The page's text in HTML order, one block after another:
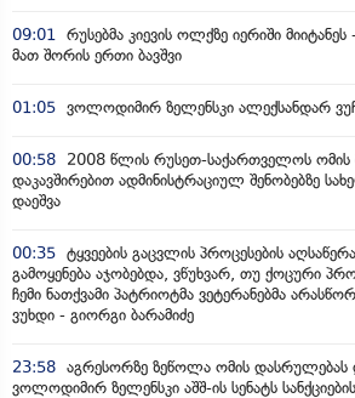
09:01 რუსებმა კიევის ოლქზე იერიში
მათ შორის ერთი ბავშვი
01:05 ვოლოდიმირ ზელენსკი ალექსანდარ
00:58
2008 წლის რუსეთ-საქართველოს ომის
დაკავშირებით ადმინისტრაციულ შენობებზე
დაეშვა
00:35 ტყვეების გაცვლის პროცესების
გამოყენება აჯობებდა, ვწუხვარ, თუ ქოცური
ჩემი ნათქვამი პატრიოტმა ვეტერანებმა
ვუხდი - გიორგი ბარამიძე
23:58 აგრესორზე ზეწოლა ომის დასრულებას
ვოლოდიმირ ზელენსკი აშშ-ის სენატს